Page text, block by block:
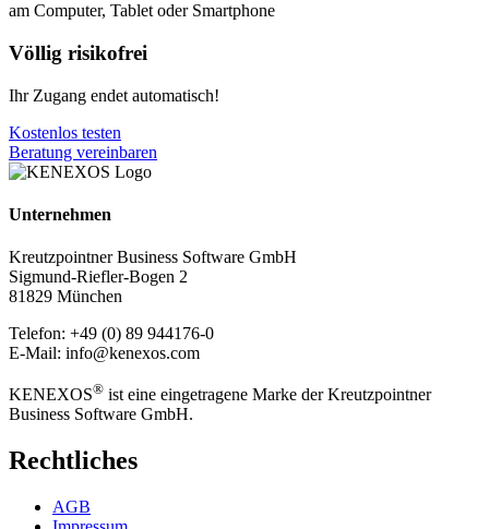
am Computer, Tablet oder Smartphone
Völlig risikofrei
Ihr Zugang endet automatisch!
Kostenlos testen
Beratung vereinbaren
Unternehmen
Kreutzpointner Business Software GmbH
Sigmund-Riefler-Bogen 2
81829 München
Telefon: +49 (0) 89 944176-0
E-Mail: info@kenexos.com
KENEXOS® ist eine eingetragene Marke der Kreutzpointner
Business Software GmbH.
Rechtliches
AGB